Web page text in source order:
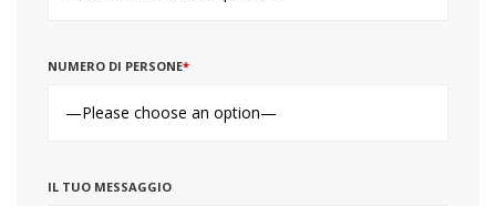
NUMERO DI PERSONE*
IL TUO MESSAGGIO